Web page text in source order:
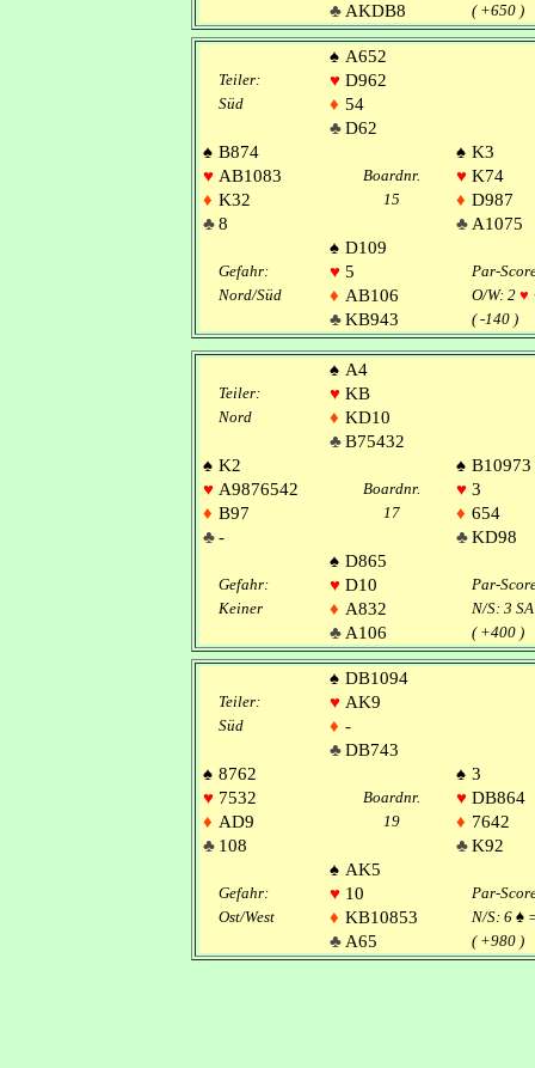
♣ AKDB8 ( +650 )
♠ A652
Teiler: ♥ D962
Süd ♦ 54
♣D62
♠ B874 ♠ K3
♥ AB1083 Boardnr. ♥ K74
♦ K32 15 ♦ D987
♣8 ♣ A1075
♠ D109
Gefahr: ♥ 5
Par-
Nord/Süd
♦ AB106 O/W: 2 ♥
♣KB943 ( -140 )
♠ A4
Teiler: ♥ KB
Nord ♦ KD10
♣B75432
♠ K2 ♠ B10973
♥ A9876542 Boardnr. ♥ 3
♦ B97 17 ♦ 654
♣- ♣KD98
♠ D865
Gefahr: ♥ D10
Par-
Keiner
♦ A832 N/S: 3
♣ A106 ( +400 )
♠ DB1094
Teiler: ♥ AK9
Süd ♦ -
♣DB743
♠ 8762 ♠ 3
♥ 7532 Boardnr. ♥ DB864
♦ AD9 19 ♦ 7642
♣ 108 ♣K92
♠ AK5
Gefahr: ♥ 10
Par-
Ost/West
♦ KB10853 N/S: 6 ♠
♣ A65 ( +980 )